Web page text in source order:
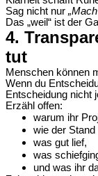
Sag nicht nur
Das „weil“ ist der
4.
tut
Menschen können
Wenn du
Entscheidung nicht
Erzähl offen:
warum ihr
wie der
was gut lief,
was
und was ihr